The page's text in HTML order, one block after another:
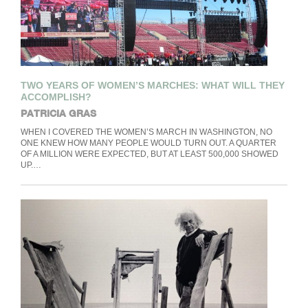
TWO YEARS OF WOMEN’S MARCHES: WHAT WILL THEY
ACCOMPLISH?
PATRICIA GRAS
WHEN I COVERED THE WOMEN’S MARCH IN WASHINGTON, NO
ONE KNEW HOW MANY PEOPLE WOULD TURN OUT. A QUARTER
OF A MILLION WERE EXPECTED, BUT AT LEAST 500,000 SHOWED
UP.…